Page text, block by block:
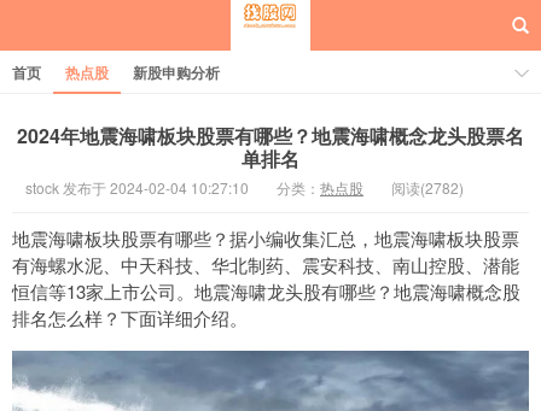
每日概念股
首页 热点股 新股申购分析
2024年地震海啸板块股票有哪些？地震海啸概念龙头股票名
单排名
stock 发布于 2024-02-04 10:27:10 分类： 热点股 阅读(2782)
地震海啸板块股票有哪些？据小编收集汇总，地震海啸板块股票
有海螺水泥、中天科技、华北制药、震安科技、南山控股、潜能
恒信等13家上市公司。地震海啸龙头股有哪些？地震海啸概念股
排名怎么样？下面详细介绍。